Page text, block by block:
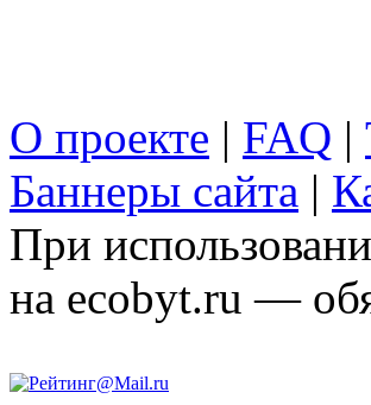
О проекте | FAQ |
Баннеры сайта |
При
на ecobyt.ru —